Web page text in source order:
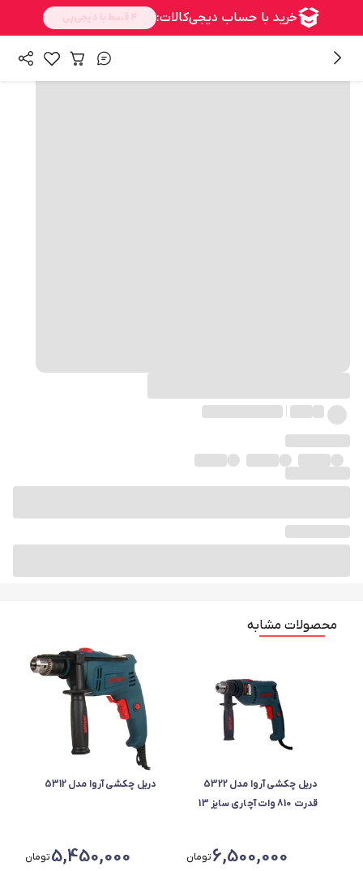
محصولات مشابه
دریل چکشی آروا مدل 5322
قدرت 810 وات آچاری سایز 13
6,500,000تومان
دریل چکشی آروا مدل 5312
5,450,000تومان